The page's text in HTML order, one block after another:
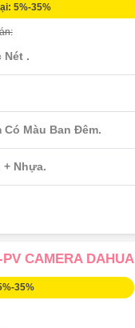
5%-35%
Nét .
Có Màu Ban Ðêm.
+ Nhựa.
CAMERA DAHUA
35%